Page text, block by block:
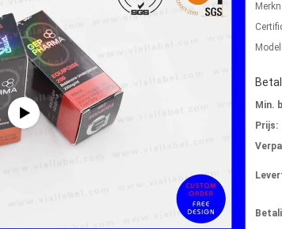
Min.
Prijs: